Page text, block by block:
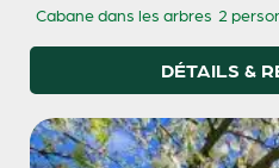
Cabane dans les arbres 2
DÉTAILS &